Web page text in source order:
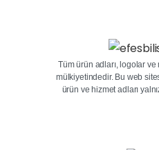
Tüm ürün adları, logolar
mülkiyetindedir. Bu web
ürün ve hizmet adları